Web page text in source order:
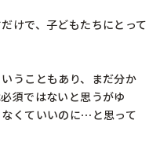
けで、子どもたちにとって
うこともあり、まだ分か
須ではないと思うがゆ
くていいのに⋯と思って